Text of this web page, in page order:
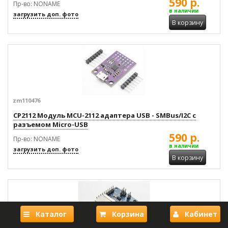
Каталог Корзина Кабинет
Пр-во: NONAME
загрузить доп. фото в наличии
В корзину
zm110476
CP2112 Модуль MCU-2112 адаптера USB - SMBus/I2C с
разъемом Micro-USB
Пр-во: NONAME
загрузить доп. фото
590 р.
в наличии
В корзину